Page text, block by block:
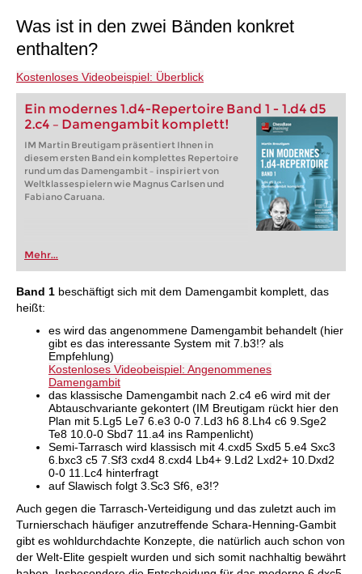
Was ist in den zwei Bänden konkret
enthalten?
Kostenloses Videobeispiel: Überblick
Ein modernes 1.d4-Repertoire Band 1 - 1.d4 d5
2.c4 – Damengambit komplett!
IM Martin Breutigam präsentiert Ihnen in
diesem ersten Band ein komplettes Repertoire
rund um das Damengambit – inspiriert von
Weltklassespielern wie Magnus Carlsen und
Fabiano Caruana.
Mehr...
Band 1 beschäftigt sich mit dem Damengambit komplett, das
heißt:
es wird das angenommene Damengambit behandelt (hier
gibt es das interessante System mit 7.b3!? als
Empfehlung)
Kostenloses Videobeispiel: Angenommenes
Damengambit
das klassische Damengambit nach 2.c4 e6 wird mit der
Abtauschvariante gekontert (IM Breutigam rückt hier den
Plan mit 5.Lg5 Le7 6.e3 0-0 7.Ld3 h6 8.Lh4 c6 9.Sge2
Te8 10.0-0 Sbd7 11.a4 ins Rampenlicht)
Semi-Tarrasch wird klassisch mit 4.cxd5 Sxd5 5.e4 Sxc3
6.bxc3 c5 7.Sf3 cxd4 8.cxd4 Lb4+ 9.Ld2 Lxd2+ 10.Dxd2
0-0 11.Lc4 hinterfragt
auf Slawisch folgt 3.Sc3 Sf6, e3!?
Auch gegen die Tarrasch-Verteidigung und das zuletzt auch im
Turnierschach häufiger anzutreffende Schara-Henning-Gambit
gibt es wohldurchdachte Konzepte, die natürlich auch schon von
der Welt-Elite gespielt wurden und sich somit nachhaltig bewährt